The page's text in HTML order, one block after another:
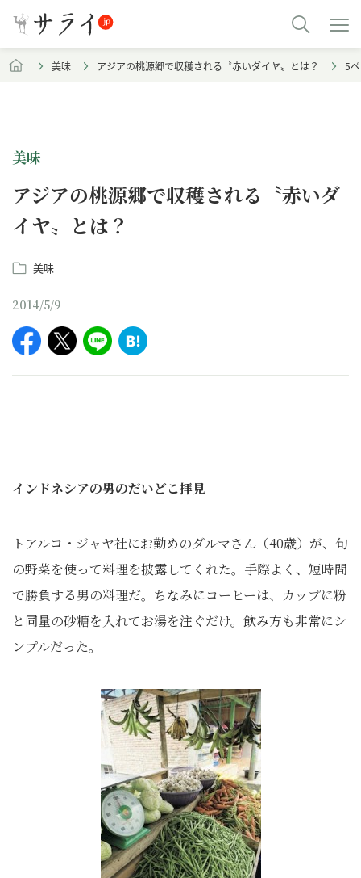
美味 アジアの桃源郷で収穫される〝赤いダイヤ〟とは？ 5
美味
アジアの桃源郷で収穫される〝赤いダ
イヤ〟とは？
美味
2014/5/9
インドネシアの男のだいどこ拝見
トアルコ・ジャヤ社にお勤めのダルマさん（40歳）が、旬
の野菜を使って料理を披露してくれた。手際よく、短時間
で勝負する男の料理だ。ちなみにコーヒーは、カップに粉
と同量の砂糖を入れてお湯を注ぐだけ。飲み方も非常にシ
ンプルだった。